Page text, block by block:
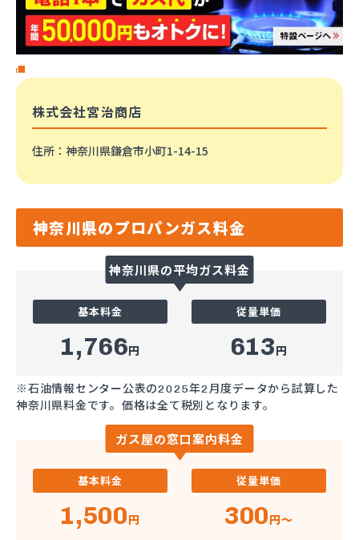
株式会社宮治商店
住所 ：神奈川県鎌倉市小町1-14-15
神奈川県のプロパンガス料金
神奈川県の平均ガス料金
基本料金
1,766円
従量単価
613円
※石油情報センター公表の2025年2月度データから試算した
神奈川県料金です。価格は全て税別となります。
ガス屋の窓口案内料金
基本料金
1,500円
従量単価
300円～